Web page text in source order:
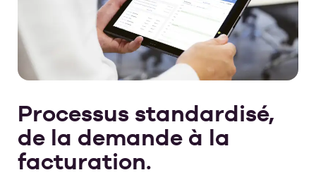
Processus standardisé,
de la demande à la
facturation.